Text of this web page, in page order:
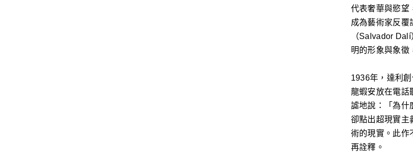
代表奢華與慾望
成為藝術家反覆
（Salvador
明的形象與象徵
1936年，達利
龍蝦安放在電話
謔地說：「為什
卻點出超現實主
術的現實。此作
再詮釋。